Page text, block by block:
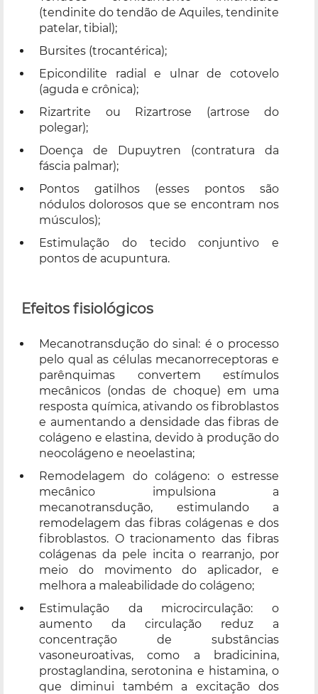
(tendinite do tendão de Aquiles, tendinite
patelar, tibial);
Bursites (trocantérica);
Epicondilite radial e ulnar de cotovelo
(aguda e crônica);
Rizartrite ou Rizartrose (artrose do
polegar);
Doença de Dupuytren (contratura da
fáscia palmar);
Pontos gatilhos (esses pontos são
nódulos dolorosos que se encontram nos
músculos);
Estimulação do tecido conjuntivo e
pontos de acupuntura.
Efeitos fisiológicos
Mecanotransdução do sinal: é o processo
pelo qual as células mecanorreceptoras e
parênquimas convertem estímulos
mecânicos (ondas de choque) em uma
resposta química, ativando os fibroblastos
e aumentando a densidade das fibras de
colágeno e elastina, devido à produção do
neocolágeno e neoelastina;
Remodelagem do colágeno: o estresse
mecânico impulsiona a
mecanotransdução, estimulando a
remodelagem das fibras colágenas e dos
fibroblastos. O tracionamento das fibras
colágenas da pele incita o rearranjo, por
meio do movimento do aplicador, e
melhora a maleabilidade do colágeno;
Estimulação da microcirculação: o
aumento da circulação reduz a
concentração de substâncias
vasoneuroativas, como a bradicinina,
prostaglandina, serotonina e histamina, o
que diminui também a excitação dos